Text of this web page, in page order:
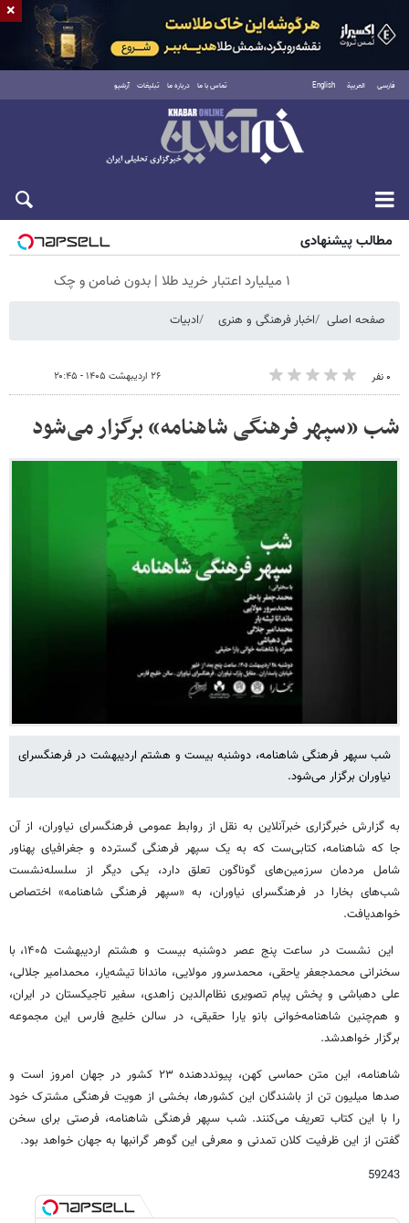
فارسی العربية English تماس با ما درباره ما تبلیغات آرشیو
شنبه ۱۷ مرداد ۱۴۰۵
مطالب پیشنهادی
۱ میلیارد اعتبار خرید طلا | بدون ضامن و چک
صفحه اصلی اخبار فرهنگی و هنری ادبیات
۰ نفر ۲۶ اردیبهشت ۱۴۰۵ - ۲۰:۴۵
شب «سپهر فرهنگی شاهنامه» برگزار می‌شود
شب سپهر فرهنگی شاهنامه، دوشنبه بیست و هشتم اردیبهشت در فرهنگسرای
نیاوران برگزار می‌شود.
به گزارش خبرگزاری خبرآنلاین به نقل از روابط عمومی فرهنگسرای نیاوران، از آن
جا که شاهنامه، کتابی‌ست که به یک سپهر فرهنگی گسترده و جغرافیای پهناور
شامل مردمان سرزمین‌های گوناگون تعلق دارد، یکی دیگر از سلسله‌نشست
شب‌های بخارا در فرهنگسرای نیاوران، به «سپهر فرهنگی شاهنامه» اختصاص
خواهدیافت.
این نشست در ساعت پنج عصر دوشنبه بیست و هشتم اردیبهشت ۱۴۰۵، با
سخنرانی محمدجعفر یاحقی، محمدسرور مولایی، ماندانا تیشه‌یار، محمدامیر جلالی،
علی دهباشی و پخش پیام تصویری نظام‌الدین زاهدی، سفیر تاجیکستان در ایران،
و هم‌چنین شاهنامه‌خوانی بانو یارا حقیقی، در سالن خلیج فارس این مجموعه
برگزار خواهدشد.
شاهنامه، این متن حماسی کهن، پیونددهنده ۲۳ کشور در جهان امروز است و
صدها میلیون تن از باشندگان این کشورها، بخشی از هویت فرهنگی مشترک خود
را با این کتاب تعریف می‌کنند. شب سپهر فرهنگی شاهنامه، فرصتی برای سخن
گفتن از این ظرفیت کلان تمدنی و معرفی این گوهر گرانبها به جهان خواهد بود.
59243
×